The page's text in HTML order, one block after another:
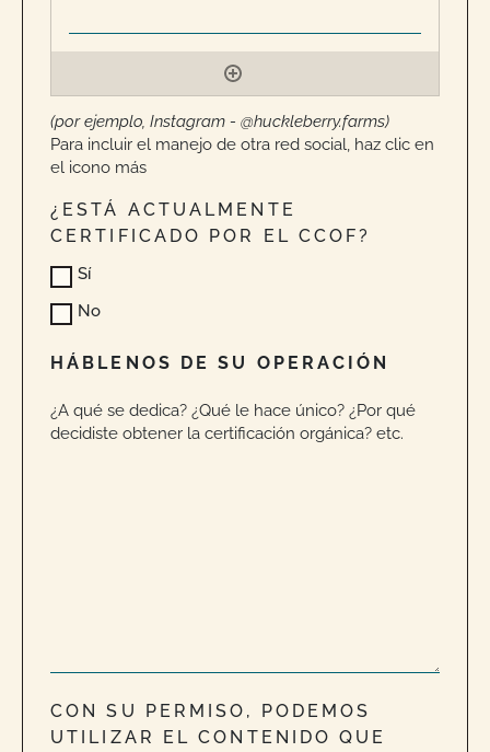
(por ejemplo, Instagram - @huckleberry.farms)
Para incluir el manejo de otra red social, haz clic en
el icono más
¿ESTÁ ACTUALMENTE
CERTIFICADO POR EL CCOF?
Sí
No
HÁBLENOS DE SU OPERACIÓN
¿A qué se dedica? ¿Qué le hace único? ¿Por qué
decidiste obtener la certificación orgánica? etc.
CON SU PERMISO, PODEMOS
UTILIZAR EL CONTENIDO QUE